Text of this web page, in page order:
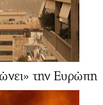
την Ευρώπη